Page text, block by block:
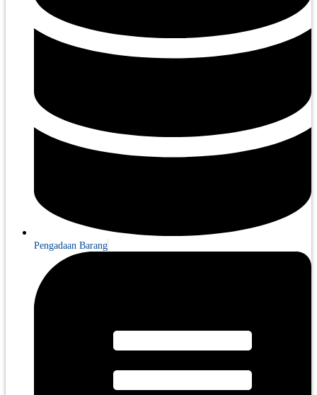
Pengadaan Barang